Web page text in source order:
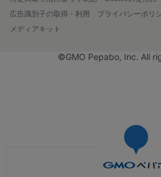
広告識別子の取得・利用
プライバシーポリ
メディアキット
©GMO Pepabo, Inc. All